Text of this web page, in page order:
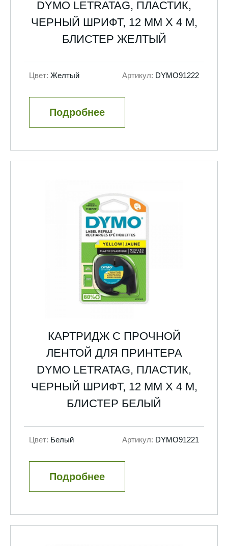
DYMO LETRATAG, ПЛАСТИК,
ЧЕРНЫЙ ШРИФТ, 12 ММ Х 4 М,
БЛИСТЕР ЖЕЛТЫЙ
Цвет: Желтый Артикул: DYMO91222
Подробнее
КАРТРИДЖ С ПРОЧНОЙ
ЛЕНТОЙ ДЛЯ ПРИНТЕРА
DYMO LETRATAG, ПЛАСТИК,
ЧЕРНЫЙ ШРИФТ, 12 ММ Х 4 М,
БЛИСТЕР БЕЛЫЙ
Цвет: Белый Артикул: DYMO91221
Подробнее